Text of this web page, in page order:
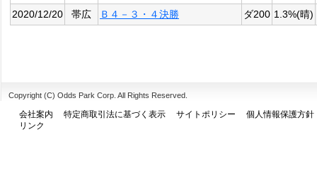
2020/12/20 帯広 Ｂ４－３・４決勝 ダ200 1.3%(晴)
Copyright (C) Odds Park Corp. All Rights Reserved.
会社案内 特定商取引法に基づく表示 サイトポリシー
個人情報保護方針
リンク